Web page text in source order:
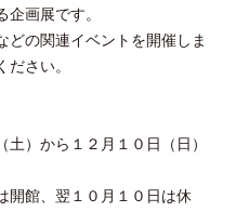
画展です。
どの関連イベントを開催しま
さい。
土）から１２月１０日（日）
開館、翌１０月１０日は休